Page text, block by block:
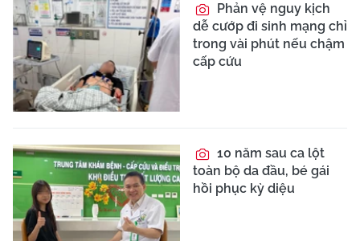
Phản vệ nguy kịch
dễ cướp đi sinh mạng chỉ
trong vài phút nếu chậm
cấp cứu
10 năm sau ca lột
toàn bộ da đầu, bé gái
hồi phục kỳ diệu